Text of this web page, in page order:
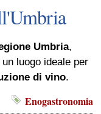
Umbria,
luogo ideale per
di vino.
Enogastronomia